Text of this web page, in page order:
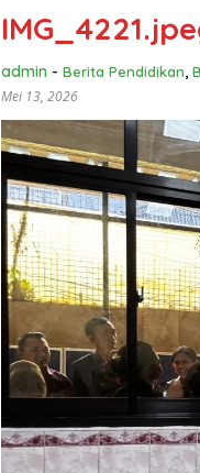
admin - Berita Pendidikan,
Mei 13, 2026